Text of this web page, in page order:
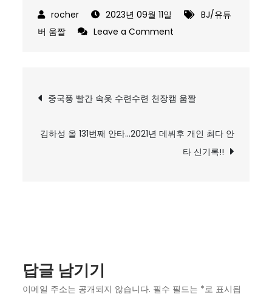
2023년 09월 11일
BJ/유튜
버 움짤
Leave a Comment
카
사
출
글
탐
중국풍 빨간 속옷 수련수련 천장캠 움짤
김하성 올 131번째 안타…2021년 데뷔후 개인 최다 안
타 신기록!!
답글 남기기
이메일 주소는 공개되지 않습니다. 필수 필드는 *로 표시됩